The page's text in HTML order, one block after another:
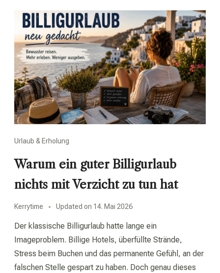
Urlaub & Erholung
Warum ein guter Billigurlaub
nichts mit Verzicht zu tun hat
Kerrytime Updated on 14. Mai 2026
Der klassische Billigurlaub hatte lange ein
Imageproblem. Billige Hotels, überfüllte Strände,
Stress beim Buchen und das permanente Gefühl, an der
falschen Stelle gespart zu haben. Doch genau dieses